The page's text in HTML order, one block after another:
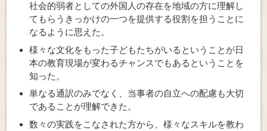
社会的弱者としての外国人の存在を地域の方に理解し
てもらうきっかけの一つを提供する役割を担うことに
なるように思えた。
様々な文化をもった子どもたちがいるということが日
本の教育現場が変わるチャンスでもあるということを
知った。
単なる通訳のみでなく、当事者の自立への配慮も大切
であることが理解できた。
数々の実践をこなされた方から、様々なスキルを教わ